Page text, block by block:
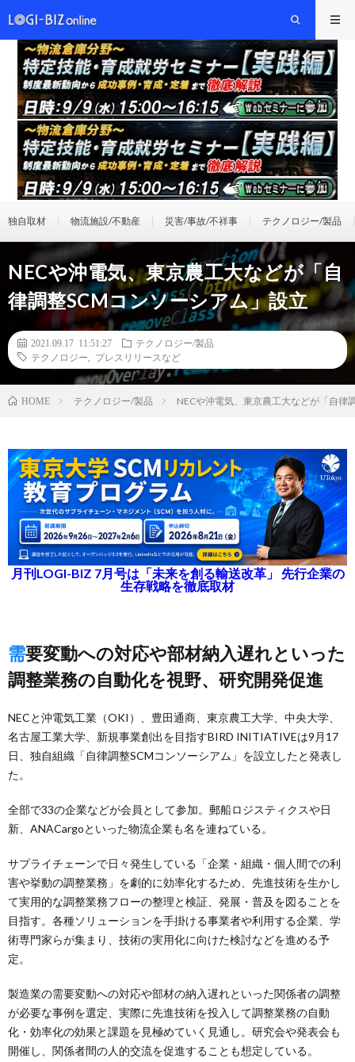
独自取材 物流施設/不動産 災害/事故/不祥事 テクノロジー/製品
NECや沖電気、東京農工大などが「自
律調整SCMコンソーシアム」設立
2021.09.17 11:51:27
テクノロジー/製品
テクノロジー
プレスリリースなど
HOME テクノロジー/製品 NECや沖電気、東京農工大などが「自律
月刊LOGI-BIZ 7月号は「未来を創る輸送改革」 先行企業の
生存戦略を徹底取材
需要変動への対応や部材納入遅れといった
調整業務の自動化を視野、研究開発促進
NECと沖電気工業（OKI）、豊田通商、東京農工大学、中央大学、
名古屋工業大学、新規事業創出を目指すBIRD INITIATIVEは9月17
日、独自組織「自律調整SCMコンソーシアム」を設立したと発表し
た。
全部で33の企業などが会員として参加。郵船ロジスティクスや日
新、ANACargoといった物流企業も名を連ねている。
サプライチェーンで日々発生している「企業・組織・個人間での利
害や挙動の調整業務」を劇的に効率化するため、先進技術を生かし
て実用的な調整業務フローの整理と検証、発展・普及を図ることを
目指す。各種ソリューションを手掛ける事業者や利用する企業、学
術専門家らが集まり、技術の実用化に向けた検討などを進める予
定。
製造業の需要変動への対応や部材の納入遅れといった関係者の調整
が必要な事例を選定、実際に先進技術を投入して調整業務の自動
化・効率化の効果と課題を見極めていく見通し。研究会や発表会も
開催し、関係者間の人的交流を促進することも想定している。